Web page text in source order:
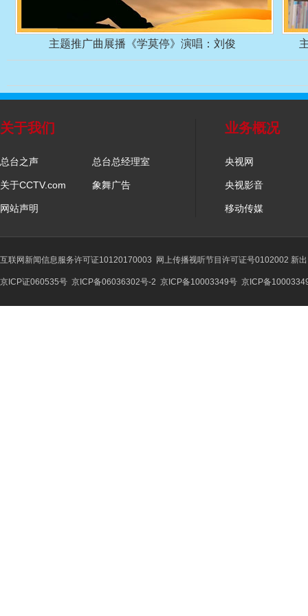
主题推广曲展播《学莫停》演唱：刘俊
关于我们
总台之声 总台总经理室
关于CCTV.com 象舞广告
网站声明
业务概况
央视网
央视影音
移动传媒
互联网新闻信息服务许可证10120170003 网上传播视听节目许可证号0102002 新
京ICP证060535号 京ICP备06036302号-2 京ICP备10003349号 京ICP备